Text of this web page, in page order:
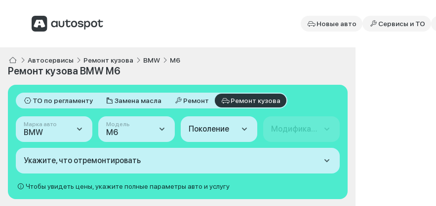
Новые авто Сервисы и ТО
Автосервисы Ремонт кузова BMW M6
Ремонт кузова BMW M6
ТО по регламенту Замена масла Ремонт Ремонт кузова
Марка авто
BMW
Модель
M6 Поколение Модификация
Укажите, что отремонтировать
Чтобы увидеть цены, укажите полные параметры авто и услугу